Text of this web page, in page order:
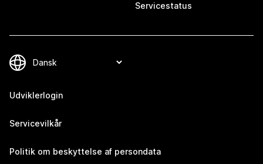
Servicestatus
Udviklerlogin
Servicevilkår
Politik om beskyttelse af persondata